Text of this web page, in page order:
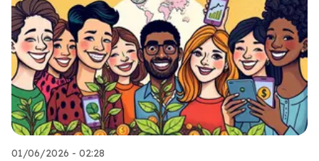
01/06/2026 - 02:28